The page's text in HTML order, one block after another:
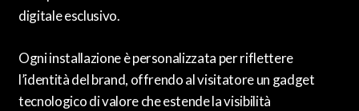
digitale esclusivo.
Ogni installazione è personalizzata per riflettere
l’identità del brand, offrendo al visitatore un gadget
tecnologico di valore che estende la visibilità